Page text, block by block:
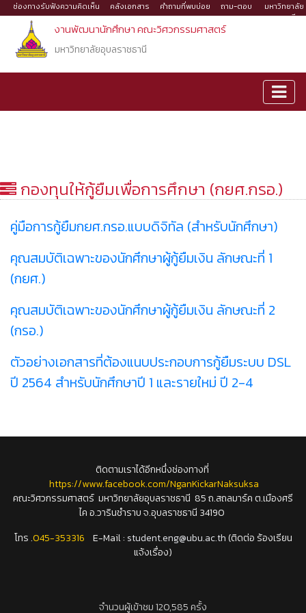
ช่องทางรับฟังความคิดเห็น คลังเอกสาร คำถามที่พบบ่อย ถาม-ตอบ
มหาวิทยาลัย
อุบลราชธานี
งานพัฒนานักศึกษา คณะวิศวกรรมศาสตร์
มหาวิทยาลัยอุบลราชธานี
กองทุนให้กู้ยืมเพื่อการศึกษา (กยศ.กรอ.)
คู่มือการกู้ยืมกยศ.กรอ.แบบดิจิทัล (สำหรับนักศึกษา)
คุณสมบัติเฉพาะของนักศึกษาผู้กู้ยืมเงิน ลักษณะที่ 1
(กยศ.)
คุณสมบัติเฉพาะของนักศึกษาผู้กู้ยืมเงิน ลักษณะที่ 2
(กรอ.)
ตัวอย่างเอกสารที่ต้องแนบประกอบการกู้ยืมระบบ DSL
ปี 2564 สำหรับนักศึกษาปี 1 และรายใหม่ ปี 2-4
ติดตามเราได้อีกหนึ่งช่องทางที่
https://www.facebook.com/NganKickarNaksuksa
คณะวิศวกรรมศาสตร์ มหาวิทยาลัยอุบลราชธานี 85 ถ.สถลมาร์ค ต.เมืองศรี
ไค อ.วารินชำราบ จ.อุบลราชธานี 34190
โทร .045-353316 E-Mail : student.eng@ubu.ac.th(ติดต่อ ร้องเรียน
แจ้งเรื่อง)
จำนวนผู้เข้าชม 120,585 ครั้ง